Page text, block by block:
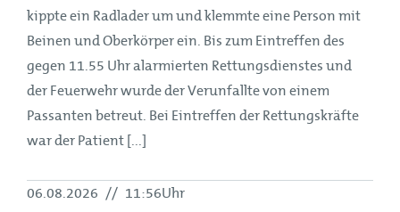
kippte ein Radlader um und klemmte eine Person mit
Beinen und Oberkörper ein. Bis zum Eintreffen des
gegen 11.55 Uhr alarmierten Rettungsdienstes und
der Feuerwehr wurde der Verunfallte von einem
Passanten betreut. Bei Eintreffen der Rettungskräfte
war der Patient [...]
06.08.2026 // 11:56Uhr